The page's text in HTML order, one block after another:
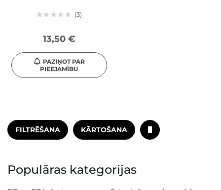
3
13,50 €
PAZIŅOT PAR
PIEEJAMĪBU
FILTRĒŠANA KĀRTOŠANA
Populāras kategorijas